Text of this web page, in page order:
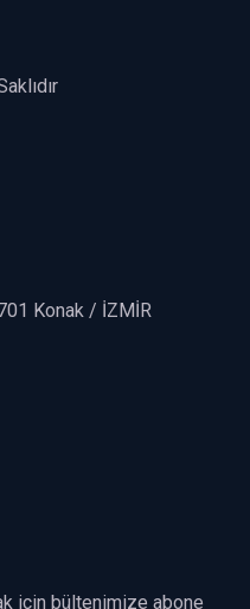
Konak / İZMİR
için bültenimize abone